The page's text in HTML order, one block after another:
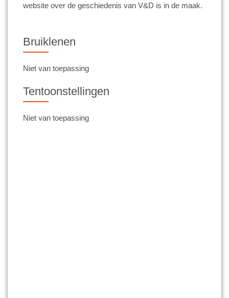
website over de geschiedenis van V&D is in de maak.
Bruiklenen
Niet van toepassing
Tentoonstellingen
Niet van toepassing